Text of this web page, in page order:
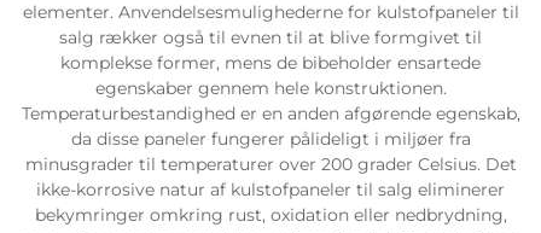
elementer. Anvendelsesmulighederne for kulstofpaneler til
salg rækker også til evnen til at blive formgivet til
komplekse former, mens de bibeholder ensartede
egenskaber gennem hele konstruktionen.
Temperaturbestandighed er en anden afgørende egenskab,
da disse paneler fungerer pålideligt i miljøer fra
minusgrader til temperaturer over 200 grader Celsius. Det
ikke-korrosive natur af kulstofpaneler til salg eliminerer
bekymringer omkring rust, oxidation eller nedbrydning,